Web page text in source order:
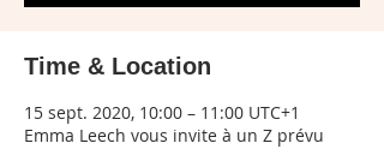
Time & Location
15 sept. 2020, 10:00 – 11:00 UTC+1
Emma Leech vous invite à un Z prévu